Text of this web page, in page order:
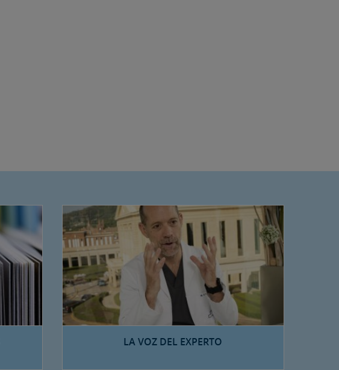
LA VOZ DEL EXPERTO